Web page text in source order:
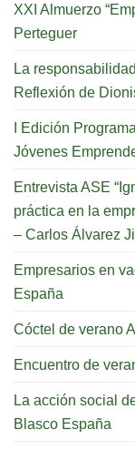
XXI Almuerzo
Perteguer
La
Reflexión de
I Edición
Jóvenes
Entrevista ASE
práctica en la
– Carlos Álvarez
Empresarios en
España
Cóctel de verano
Encuentro de
La acción social
Blasco España